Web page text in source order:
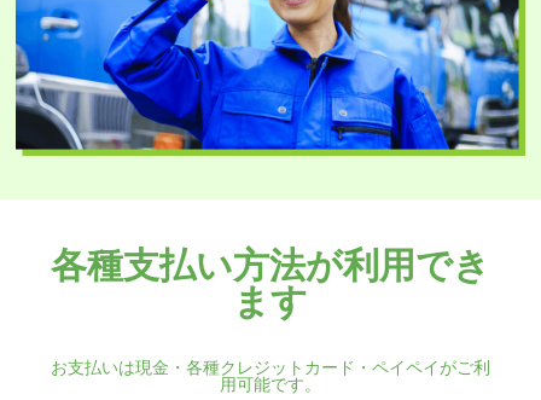
各種支払い方法が利用でき
ます
お支払いは現金・各種クレジットカード・ペイペイがご利
用可能です。